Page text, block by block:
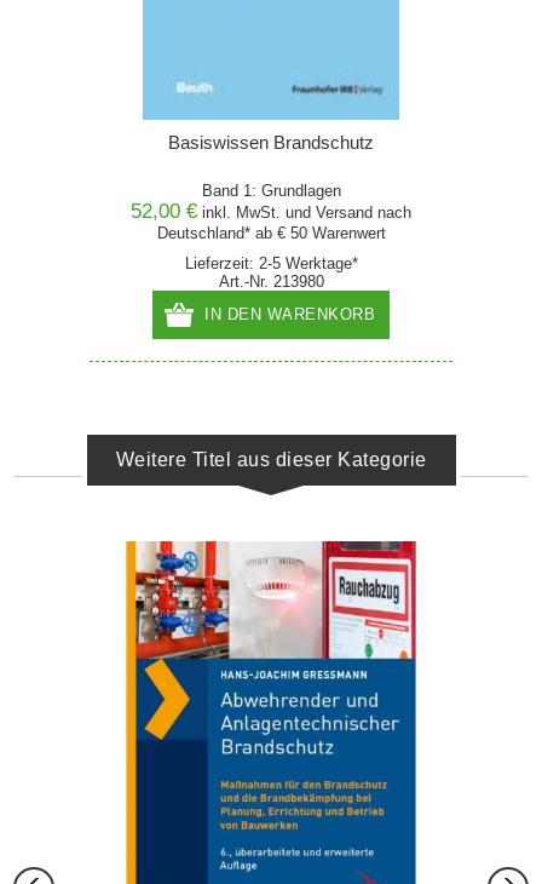
Basiswissen Brandschutz
Band 1: Grundlagen
52,00 € inkl. MwSt. und Versand nach
Deutschland* ab € 50 Warenwert
Lieferzeit: 2-5 Werktage*
Art.-Nr. 213980
IN DEN WARENKORB
Weitere Titel aus dieser Kategorie